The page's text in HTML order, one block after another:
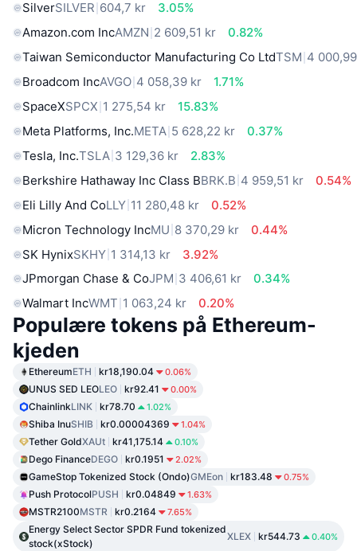
SilverSILVER 604,7 kr
3.05%
Amazon.com IncAMZN 2 609,51 kr
0.82%
Taiwan Semiconductor Manufacturing Co LtdTSM 4
Broadcom IncAVGO 4 058,39 kr
1.71%
SpaceXSPCX 1 275,54 kr
15.83%
Meta Platforms, Inc.META 5 628,22 kr
0.37%
Tesla, Inc.TSLA 3 129,36 kr
2.83%
Berkshire Hathaway Inc Class BBRK.B 4 959,51 kr
0.54%
Eli Lilly And CoLLY 11 280,48 kr
0.52%
Micron Technology IncMU 8 370,29 kr
0.44%
SK HynixSKHY 1 314,13 kr
3.92%
JPmorgan Chase & CoJPM 3 406,61 kr
0.34%
Walmart IncWMT 1 063,24 kr 0.20%
Populære tokens på Ethereum-
kjeden
EthereumETH kr18,190.04 0.06%
UNUS SED LEOLEO kr92.41 0.00%
ChainlinkLINK kr78.70 1.02%
Shiba InuSHIB kr0.00004369 1.04%
Tether GoldXAUt kr41,175.14 0.10%
Dego FinanceDEGO kr0.1951 2.02%
GameStop Tokenized Stock (Ondo)GMEon kr183.48 0.75%
Push ProtocolPUSH kr0.04849 1.63%
MSTR2100MSTR kr0.2164 7.65%
Energy Select Sector SPDR Fund tokenized
stock(xStock)
XLEX kr544.73 0.40%